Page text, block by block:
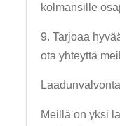
kolmansille
9. Tarjoaa
ota yhteyttä
Laadunvalvonta
Meillä on yksi